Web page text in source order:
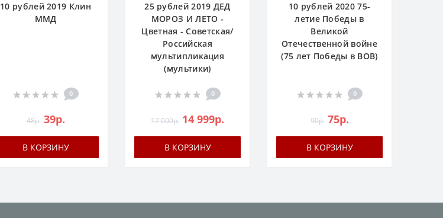
10 рублей 2019 Клин
ММД
0
48р. 39р.
В КОРЗИНУ
25 рублей 2019 ДЕД
МОРОЗ И ЛЕТО -
Цветная - Советская/
Российская
мультипликация
(мультики)
0
17 000р. 14 999р.
В КОРЗИНУ
10 рублей 2020 75-
летие Победы в
Великой
Отечественной войне
(75 лет Победы в ВОВ)
0
90р. 75р.
В КОРЗИНУ